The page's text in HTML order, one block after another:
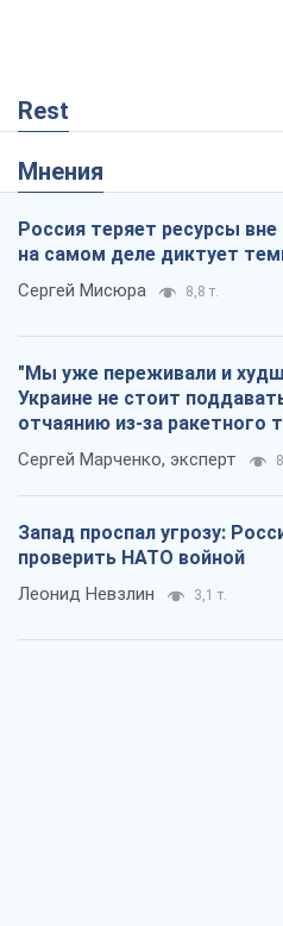
Rest
Мнения
Россия теряет ресурсы вне
на самом деле диктует
Сергей Мисюра 8,8 т.
"Мы уже переживали и
Украине не стоит
отчаянию из-за ракетного
Сергей Марченко, эксперт
Запад проспал угрозу:
проверить НАТО войной
Леонид Невзлин 3,1 т.